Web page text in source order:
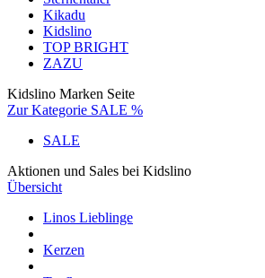
Kikadu
Kidslino
TOP BRIGHT
ZAZU
Kidslino Marken Seite
Zur Kategorie SALE %
SALE
Aktionen und Sales bei Kidslino
Übersicht
Linos Lieblinge
Kerzen